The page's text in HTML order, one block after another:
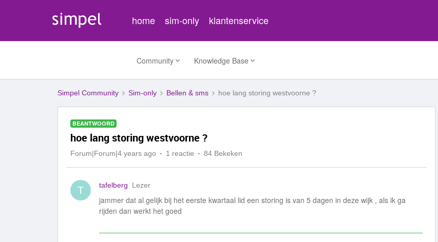
home sim-only klantenservice
Community Knowledge Base
Simpel Community Sim-only Bellen & sms hoe lang storing westvoorne ?
BEANTWOORD
hoe lang storing westvoorne ?
Forum|Forum|4 years ago 1 reactie 84 Bekeken
T tafelberg Lezer
jammer dat al gelijk bij het eerste kwartaal lid een storing is van 5 dagen in deze wijk , als ik ga
rijden dan werkt het goed